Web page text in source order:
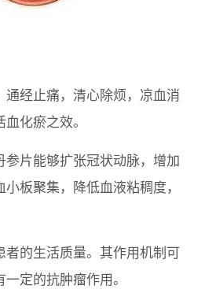
经止痛，清心除烦，凉血消
化瘀之效。
片能够扩张冠状动脉，增加
板聚集，降低血液粘稠度，
的生活质量。其作用机制可
定的抗肿瘤作用。